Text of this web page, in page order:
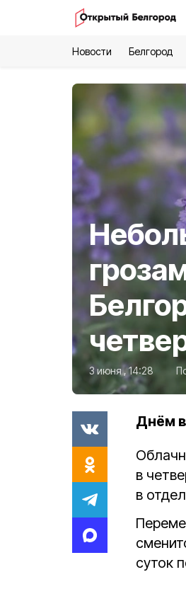
Новости Белгород
3 июня , 14:28
Днём
в
в
суток